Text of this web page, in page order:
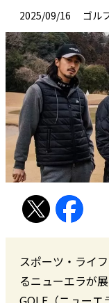
2025/09/16 ゴル
スポーツ・ライ
るニューエラが